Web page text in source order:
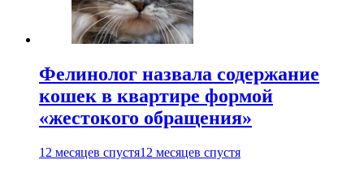
Фелинолог назвала содержание
кошек в квартире формой
«жестокого обращения»
12 месяцев спустя12 месяцев спустя